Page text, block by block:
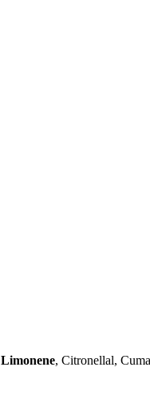
Limonene, Citronellal,